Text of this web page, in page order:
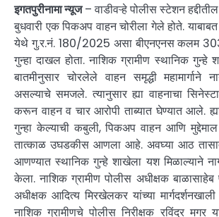
इगतपुरीनामा न्यूज– वाडीवऱ्हे पोलीस स्टेशन
बुधवारी एक पिकअप वाहन चोरीला गेले होते.
येथे गु.र.नं. 180/2025 असा बीएनएनस कलम
गुन्हा दाखल होता. नाशिक ग्रामीण स्थानिक गुन्हे
बातमीनुसार चोरलेले वाहन समृद्धी महामार्गाने
असल्याचे समजले. त्यानुसार ह्या वाहनाचा
करून वाहन व चार आरोपी ताब्यात घेण्यात आले.
गुन्हा केल्याची कबुली, पिकअप वाहन आणि
तात्काळ उघडकीस आणला आहे. अवघ्या आठ
आणण्यात स्थानिक गुन्हे शाखेला यश मिळाल्याने
केला. नाशिक ग्रामीण पोलीस अधीक्षक बाळासाहेब
अधीक्षक आदित्य मिरखेलकर यांच्या
नाशिक ग्रामीणचे पोलीस निरीक्षक रविंद्र मगर